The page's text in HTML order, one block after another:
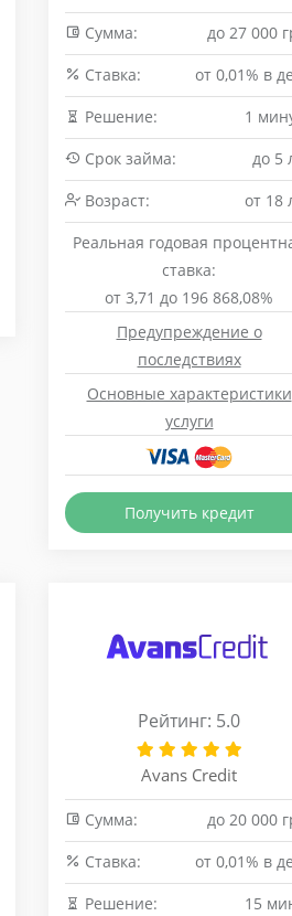
Сумма:
до 27 000
Cтавка:
от 0,01% в
Решение:
1
Срок займа:
до 5
Возраст:
от 18
Реальная годовая
ставка:
от 3,71 до 196 868,08%
Предупреждение о
последствиях
Основные характеристики
услуги
Получить кредит
Рейтинг: 5.0
Avans Credit
Сумма:
до 20 000
Cтавка:
от 0,01% в
Решение:
15